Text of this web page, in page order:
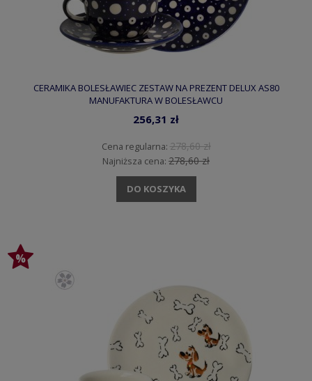
CERAMIKA BOLESŁAWIEC ZESTAW NA PREZENT DELUX AS80
MANUFAKTURA W BOLESŁAWCU
256,31 zł
Cena regularna: 278,60 zł
Najniższa cena: 278,60 zł
DO KOSZYKA